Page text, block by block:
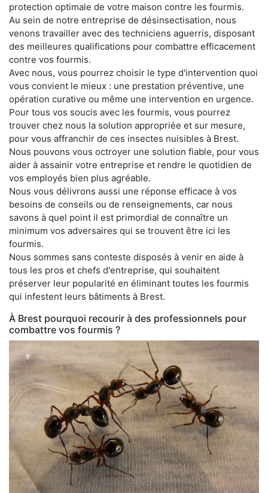
protection optimale de votre maison contre les fourmis.
Au sein de notre entreprise de désinsectisation, nous
venons travailler avec des techniciens aguerris, disposant
des meilleures qualifications pour combattre efficacement
contre vos fourmis.
Avec nous, vous pourrez choisir le type d'intervention quoi
vous convient le mieux : une prestation préventive, une
opération curative ou même une intervention en urgence.
Pour tous vos soucis avec les fourmis, vous pourrez
trouver chez nous la solution appropriée et sur mesure,
pour vous affranchir de ces insectes nuisibles à Brest.
Nous pouvons vous octroyer une solution fiable, pour vous
aider à assainir votre entreprise et rendre le quotidien de
vos employés bien plus agréable.
Nous vous délivrons aussi une réponse efficace à vos
besoins de conseils ou de renseignements, car nous
savons à quel point il est primordial de connaître un
minimum vos adversaires qui se trouvent être ici les
fourmis.
Nous sommes sans conteste disposés à venir en aide à
tous les pros et chefs d'entreprise, qui souhaitent
préserver leur popularité en éliminant toutes les fourmis
qui infestent leurs bâtiments à Brest.
À Brest pourquoi recourir à des professionnels pour
combattre vos fourmis ?